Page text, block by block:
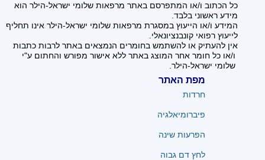
כל הכתוב ו/או המתפרסם באתר מרפאות שלומי ישראל-הילר הוא
מידע ראשוני בלבד.
המידע ו/או הייעוץ במסגרת מרפאות שלומי ישראל-הילר אינו תחליף
לייעוץ רפואי קונבנציונאלי.
אין להעתיק או להשתמש בחומרים הנמצאים באתר לרבות כתבות
ו/או כל חומר אחר המוצג באתר ללא אישור מפורש והחתום ע"י
שלומי ישראל-הילר.
מפת האתר
חרדות
פיברומיאלגיה
הפרעות שינה
לחץ דם גבוה